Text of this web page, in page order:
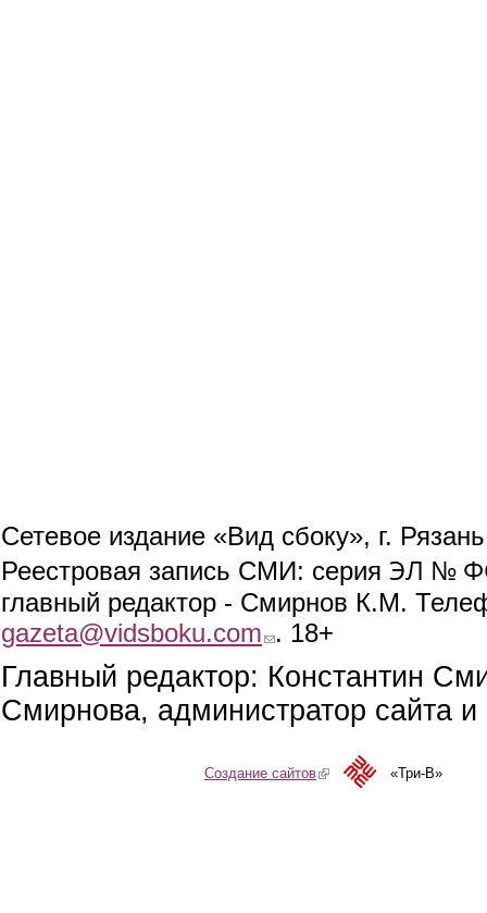
Сетевое издание «Вид сбоку», г.
Реестровая запись СМИ: серия ЭЛ №
главный редактор - Смирнов К.М.
gazeta@vidsboku.com (link sends e-mail)
. 18+
Главный редактор: Константин
Смирнова, администратор сайта
Создание сайтов(link is external)«Три-В»